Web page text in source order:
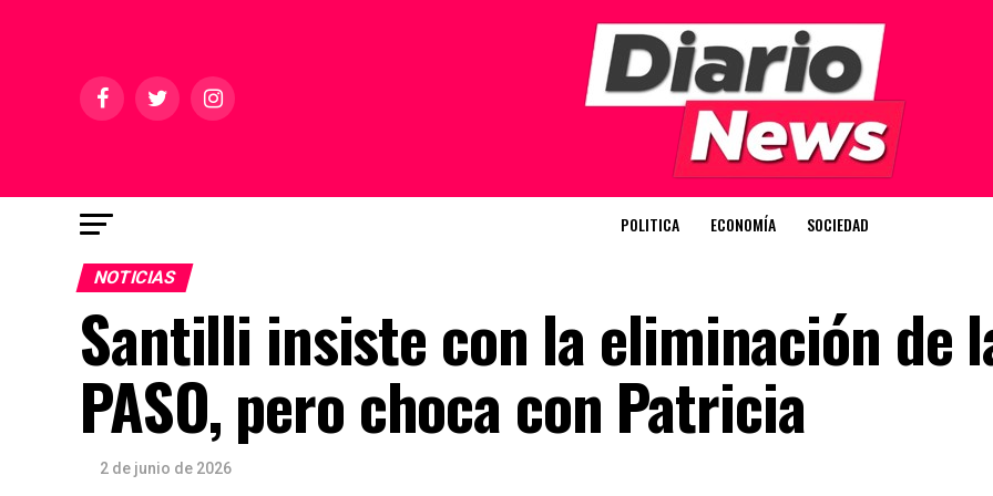
POLITICA ECONOMÍA SOCIEDAD
NOTICIAS
Santilli insiste con la eliminación de
PASO, pero choca con Patricia
2 de junio de 2026